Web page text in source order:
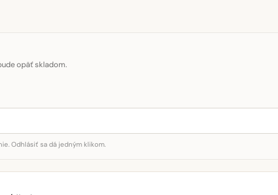
opäť skladom.
Odhlásiť sa dá jedným klikom.